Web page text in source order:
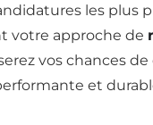
les plus
votre approche de
vos chances
et